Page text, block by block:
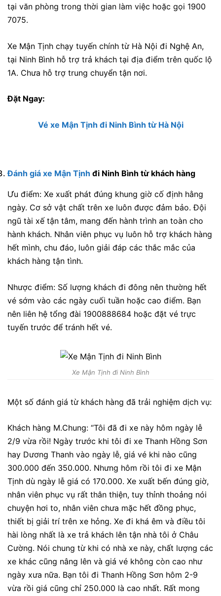
tại văn phòng trong thời gian làm việc hoặc gọi 1900
7075.
Xe Mận Tịnh chạy tuyến chính từ Hà Nội đi Nghệ An,
tại Ninh Bình hỗ trợ trả khách tại địa điểm trên quốc lộ
1A. Chưa hỗ trợ trung chuyển tận nơi.
Đặt Ngay:
Vé xe Mận Tịnh đi Ninh Bình từ Hà Nội
Đánh giá xe Mận Tịnh đi Ninh Bình từ khách hàng
Ưu điểm: Xe xuất phát đúng khung giờ cố định hằng
ngày. Cơ sở vật chất trên xe luôn được đảm bảo. Đội
ngũ tài xế tận tâm, mang đến hành trình an toàn cho
hành khách. Nhân viên phục vụ luôn hỗ trợ khách hàng
hết mình, chu đáo, luôn giải đáp các thắc mắc của
khách hàng tận tình.
Nhược điểm: Số lượng khách đi đông nên thường hết
vé sớm vào các ngày cuối tuần hoặc cao điểm. Bạn
nên liên hệ tổng đài 1900888684 hoặc đặt vé trực
tuyến trước để tránh hết vé.
Xe Mận Tịnh đi Ninh Bình
Một số đánh giá từ khách hàng đã trải nghiệm dịch vụ:
Khách hàng M.Chung: “Tôi đã đi xe này hôm ngày lễ
2/9 vừa rồi! Ngày trước khi tôi đi xe Thanh Hồng Sơn
hay Dương Thanh vào ngày lễ, giá vé khi nào cũng
300.000 đến 350.000. Nhưng hôm rồi tôi đi xe Mận
Tịnh dù ngày lễ giá có 170.000. Xe xuất bến đúng giờ,
nhân viên phục vụ rất thân thiện, tuy thỉnh thoảng nói
chuyện hơi to, nhân viên chưa mặc hết đồng phục,
thiết bị giải trí trên xe hỏng. Xe đi khá êm và điều tôi
hài lòng nhất là xe trả khách lên tận nhà tôi ở Châu
Cường. Nói chung từ khi có nhà xe này, chất lượng các
xe khác cũng nâng lên và giá vé không còn cao như
ngày xưa nữa. Bạn tôi đi Thanh Hồng Sơn hôm 2-9
vừa rồi giá cũng chỉ 250.000 là cao nhất. Rất mong